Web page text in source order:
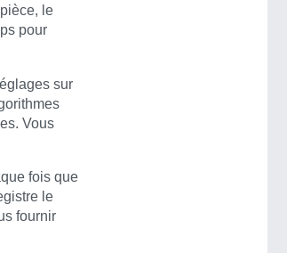
le
pour
sur
Vous
fois que
le
fournir